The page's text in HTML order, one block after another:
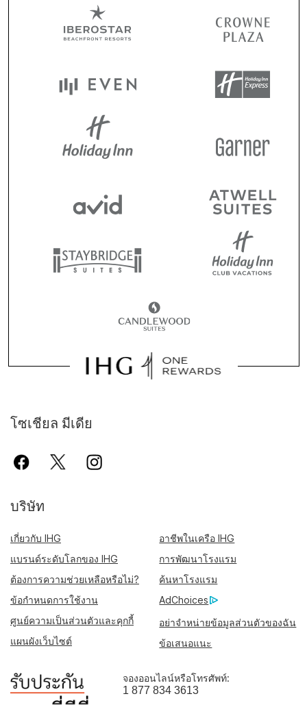
โซเชียล มีเดีย
บริษัท
เกี่ยวกับ IHG
อาชีพในเครือ IHG
แบรนด์ระดับโลกของ IHG
การพัฒนาโรงแรม
ต้องการความช่วยเหลือหรือไม่?
ค้นหาโรงแรม
ข้อกำหนดการใช้งาน
AdChoices
ศูนย์ความเป็นส่วนตัวและคุกกี้
อย่าจำหน่ายข้อมูลส่วนตัวของฉัน
แผนผังเว็บไซต์
ข้อเสนอแนะ
จองออนไลน์หรือโทรศัพท์:
1 877 834 3613